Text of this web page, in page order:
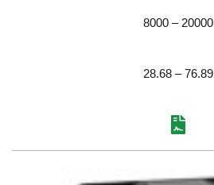
8000 – 20000
28.68 – 76.89